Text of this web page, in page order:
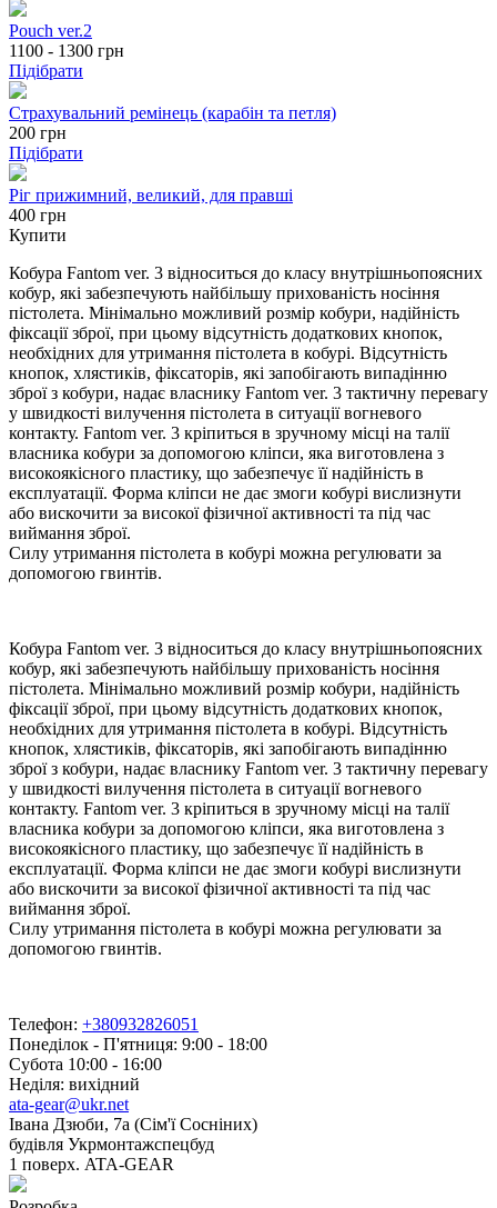
Pouch ver.2
1100 - 1300 грн
Підібрати
Страхувальний ремінець (карабін та петля)
200 грн
Підібрати
Ріг прижимний, великий, для правші
400 грн
Купити
Кобура Fantom ver. 3 відноситься до класу внутрішньопоясних
кобур, які забезпечують найбільшу прихованість носіння
пістолета. Мінімально можливий розмір кобури, надійність
фіксації зброї, при цьому відсутність додаткових кнопок,
необхідних для утримання пістолета в кобурі. Відсутність
кнопок, хлястиків, фіксаторів, які запобігають випадінню
зброї з кобури, надає власнику Fantom ver. 3 тактичну перевагу
у швидкості вилучення пістолета в ситуації вогневого
контакту. Fantom ver. 3 кріпиться в зручному місці на талії
власника кобури за допомогою кліпси, яка виготовлена з
високоякісного пластику, що забезпечує її надійність в
експлуатації. Форма кліпси не дає змоги кобурі вислизнути
або вискочити за високої фізичної активності та під час
виймання зброї.
Силу утримання пістолета в кобурі можна регулювати за
допомогою гвинтів.
Кобура Fantom ver. 3 відноситься до класу внутрішньопоясних
кобур, які забезпечують найбільшу прихованість носіння
пістолета. Мінімально можливий розмір кобури, надійність
фіксації зброї, при цьому відсутність додаткових кнопок,
необхідних для утримання пістолета в кобурі. Відсутність
кнопок, хлястиків, фіксаторів, які запобігають випадінню
зброї з кобури, надає власнику Fantom ver. 3 тактичну перевагу
у швидкості вилучення пістолета в ситуації вогневого
контакту. Fantom ver. 3 кріпиться в зручному місці на талії
власника кобури за допомогою кліпси, яка виготовлена з
високоякісного пластику, що забезпечує її надійність в
експлуатації. Форма кліпси не дає змоги кобурі вислизнути
або вискочити за високої фізичної активності та під час
виймання зброї.
Силу утримання пістолета в кобурі можна регулювати за
допомогою гвинтів.
Телефон: +380932826051
Понеділок - П'ятниця: 9:00 - 18:00
Субота 10:00 - 16:00
Неділя: вихідний
ata-gear@ukr.net
Івана Дзюби, 7а (Сім'ї Сосніних)
будівля Укрмонтажспецбуд
1 поверх. ATA-GEAR